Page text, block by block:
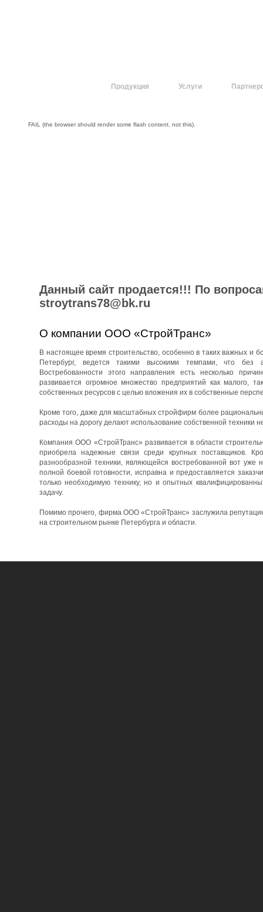
Продукция Услуги
FAIL (the browser should render some flash content, not this).
Данный сайт продается!!! По
stroytrans78@bk.ru
О компании ООО «СтройТранс»
В настоящее время строительство, особенно в таких важных и
Петербург, ведется такими высокими темпами, что без
Востребованности этого направления есть несколько
развивается огромное множество предприятий как малого,
собственных ресурсов с целью вложения их в собственные
Кроме того, даже для масштабных стройфирм более
расходы на дорогу делают использование собственной техники
Компания ООО «СтройТранс» развивается в области
приобрела надежные связи среди крупных поставщиков.
разнообразной техники, являющейся востребованной вот уже
полной боевой готовности, исправна и предоставляется
только необходимую технику, но и опытных
задачу.
Помимо прочего, фирма ООО «СтройТранс» заслужила
на строительном рынке Петербурга и области.